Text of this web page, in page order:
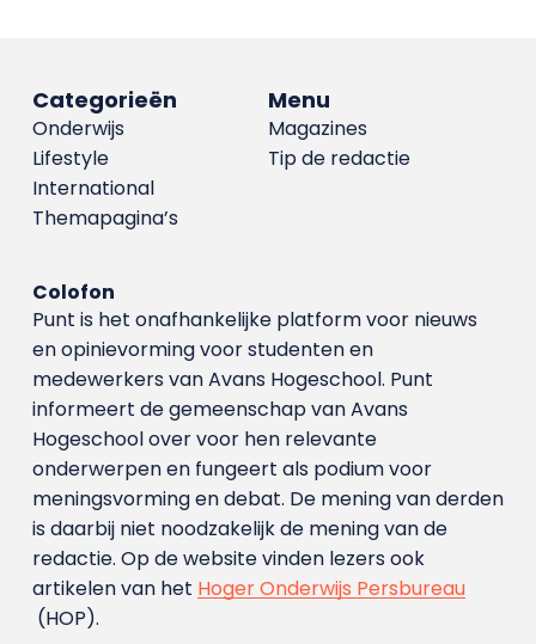
Menu
Magazines
Tip de redactie
Categorieën
Onderwijs
Lifestyle
International
Themapagina’s
Colofon
Punt is het onafhankelijke platform voor nieuws
en opinievorming voor studenten en
medewerkers van Avans Hoge­school. Punt
informeert de gemeenschap van Avans
Hogeschool over voor hen relevante
onderwerpen en fungeert als podium voor
meningsvorming en debat. De mening van derden
is daarbij niet noodzakelijk de mening van de
redactie. Op de website vinden lezers ook
artikelen van het Hoger Onderwijs Persbureau
(HOP).